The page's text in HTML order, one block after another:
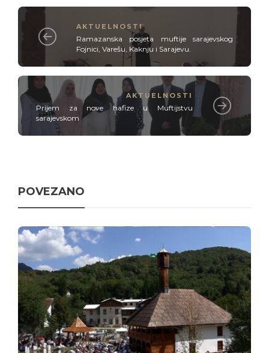
AKTUELNOSTI
Ramazanska posjeta muftije sarajevskog
Fojnici, Varešu, Kaknju i Sarajevu.
AKTUELNOSTI
Prijem za nove hafize u Muftijstvu
sarajevskom
POVEZANO